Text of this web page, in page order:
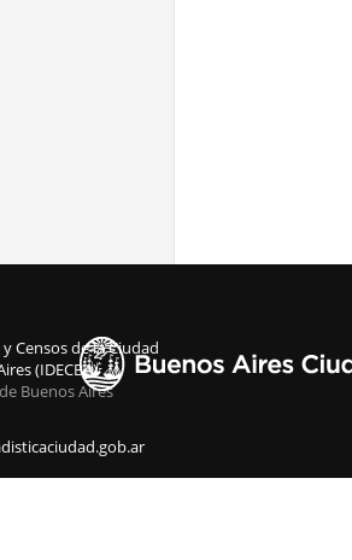
Censos de la Ciudad
(IDECBA)
Buenos Aires